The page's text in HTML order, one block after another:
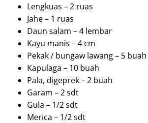
Lengkuas – 2 ruas
Jahe – 1 ruas
Daun salam – 4 lembar
Kayu manis – 4 cm
Pekak / bungaw lawang – 5 buah
Kapulaga – 10 buah
Pala, digeprek – 2 buah
Garam – 2 sdt
Gula – 1/2 sdt
Merica – 1/2 sdt